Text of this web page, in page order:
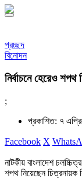
প্রচ্ছদ
বিনোদন
নির্বাচনে হেরেও শপথ
;
প্রকাশিত: ৭
Facebook X
নাটকীয় বাংলাদেশ
শপথ নিয়েছেন চিত্রনায়ক